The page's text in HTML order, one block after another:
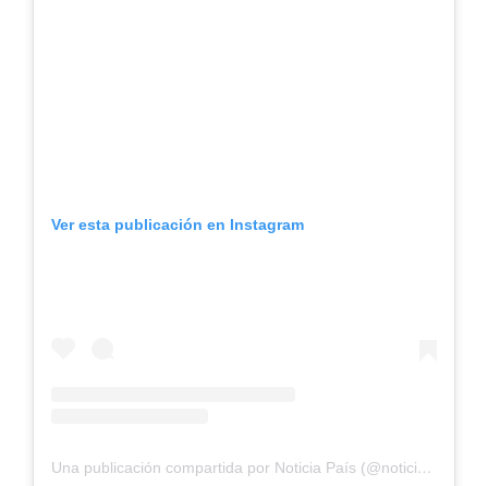
Ver esta publicación en Instagram
Una publicación compartida por Noticia País (@noticiapais)